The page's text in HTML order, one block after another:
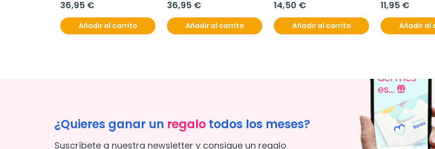
36,95 €
Añadir al carrito
36,95 €
Añadir al carrito
14,50 €
Añadir al carrito
Color Fair, 120 ml
11,95 €
Añadir al
¿Quieres ganar un regalo todos los meses?
Suscríbete a nuestra newsletter y consigue un regalo